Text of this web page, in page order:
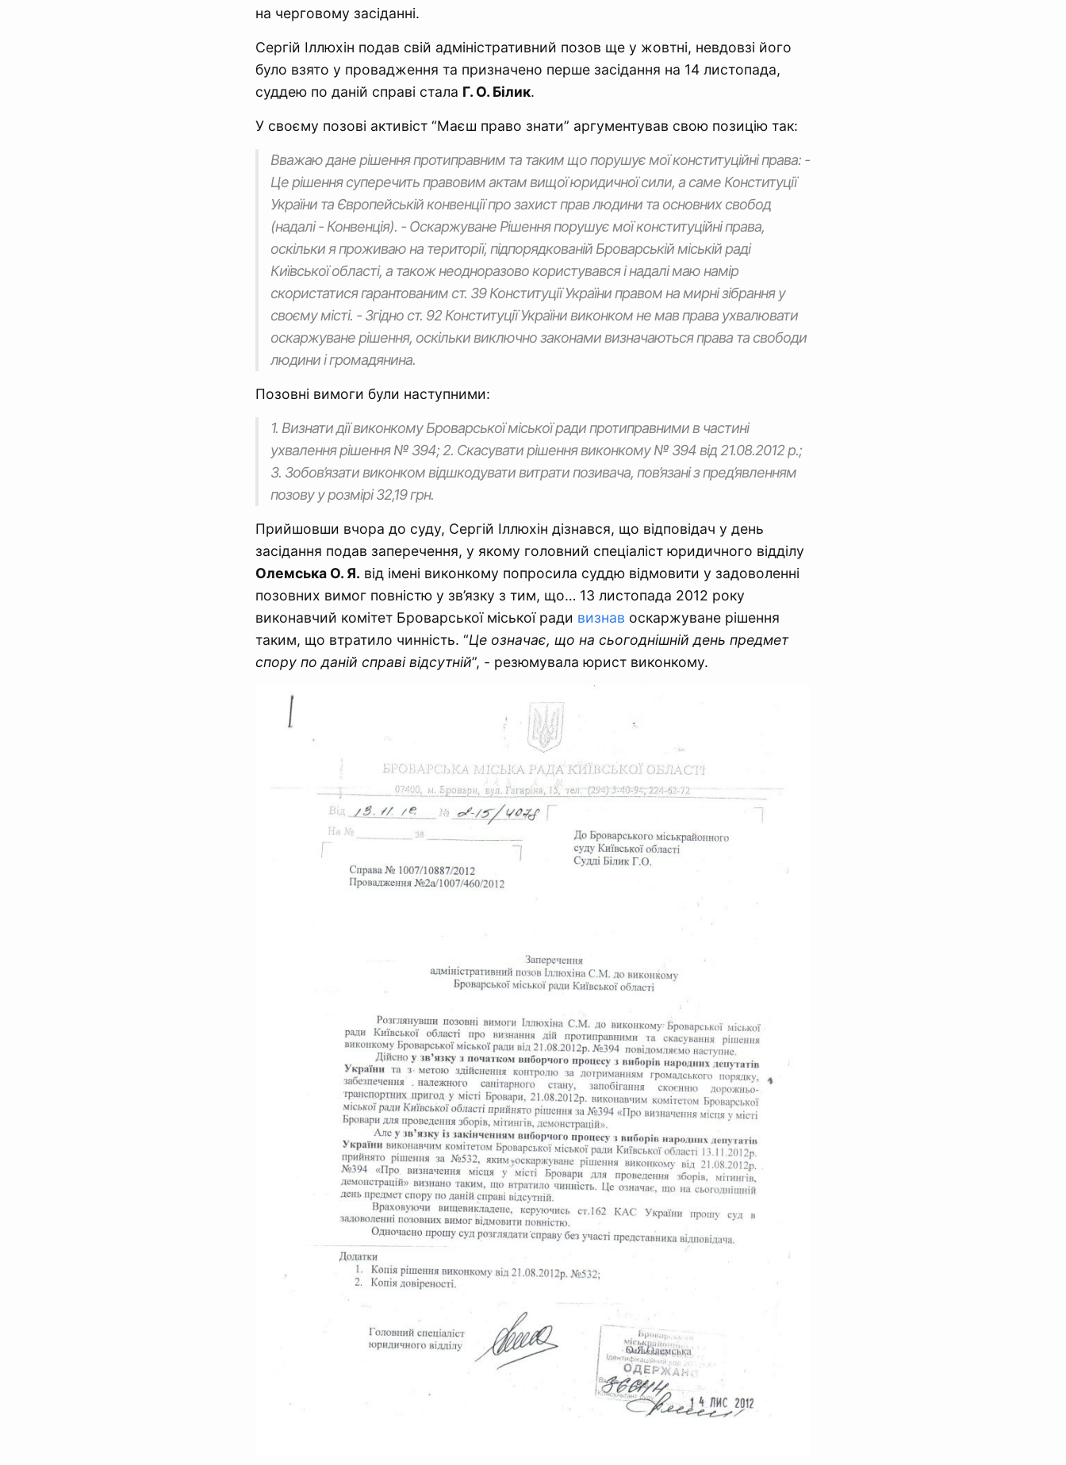
на черговому засіданні.
Сергій Іллюхін подав свій адміністративний позов ще у жовтні, невдовзі його
було взято у провадження та призначено перше засідання на 14 листопада,
суддею по даній справі стала Г. О. Білик.
У своєму позові активіст “Маєш право знати” аргументував свою позицію так:
Вважаю дане рішення протиправним та таким що порушує мої конституційні права: -
Це рішення суперечить правовим актам вищої юридичної сили, а саме Конституції
України та Європейській конвенції про захист прав людини та основних свобод
(надалі - Конвенція). - Оскаржуване Рішення порушує мої конституційні права,
оскільки я проживаю на території, підпорядкованій Броварській міській раді
Київської області, а також неодноразово користувався і надалі маю намір
скористатися гарантованим ст. 39 Конституції України правом на мирні зібрання у
своєму місті. - Згідно ст. 92 Конституції України виконком не мав права ухвалювати
оскаржуване рішення, оскільки виключно законами визначаються права та свободи
людини і громадянина.
Позовні вимоги були наступними:
1. Визнати дії виконкому Броварської міської ради протиправними в частині
ухвалення рішення № 394; 2. Скасувати рішення виконкому № 394 від 21.08.2012 р.;
3. Зобов’язати виконком відшкодувати витрати позивача, пов’язані з пред’явленням
позову у розмірі 32,19 грн.
Прийшовши вчора до суду, Сергій Іллюхін дізнався, що відповідач у день
засідання подав заперечення, у якому головний спеціаліст юридичного відділу
Олемська О. Я. від імені виконкому попросила суддю відмовити у задоволенні
позовних вимог повністю у зв’язку з тим, що… 13 листопада 2012 року
виконавчий комітет Броварської міської ради визнав оскаржуване рішення
таким, що втратило чинність. “Це означає, що на сьогоднішній день предмет
спору по даній справі відсутній”, - резюмувала юрист виконкому.